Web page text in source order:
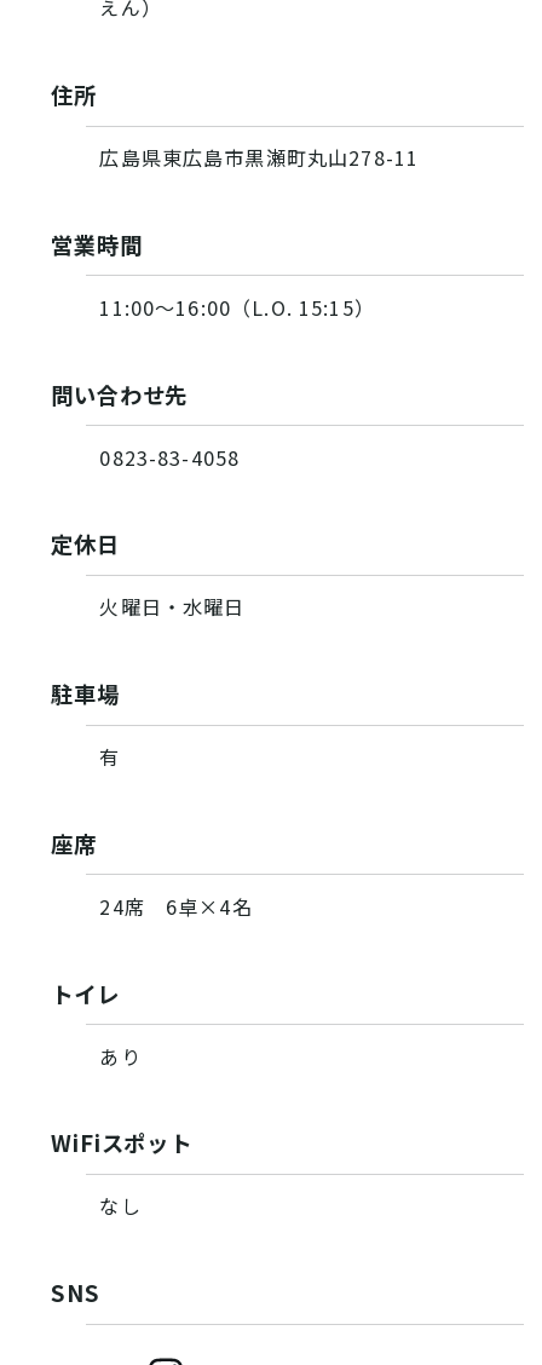
えん）
住所
広島県東広島市黒瀬町丸山278-11
営業時間
11:00〜16:00（L.O. 15:15）
問い合わせ先
0823-83-4058
定休日
火曜日・水曜日
駐車場
有
座席
24席 6卓×4名
トイレ
あり
WiFiスポット
なし
SNS